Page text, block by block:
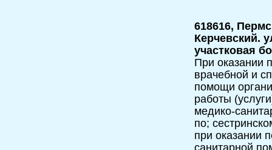
618616,
Керчевский.
участковая
При оказании
врачебной и
помощи
работы
медико-
по;
при оказании